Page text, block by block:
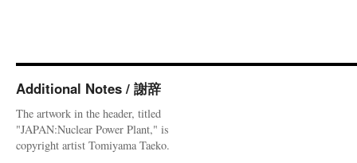
Additional Notes / 謝辞
The artwork in the header, titled
"JAPAN:Nuclear Power Plant," is
copyright artist Tomiyama Taeko.